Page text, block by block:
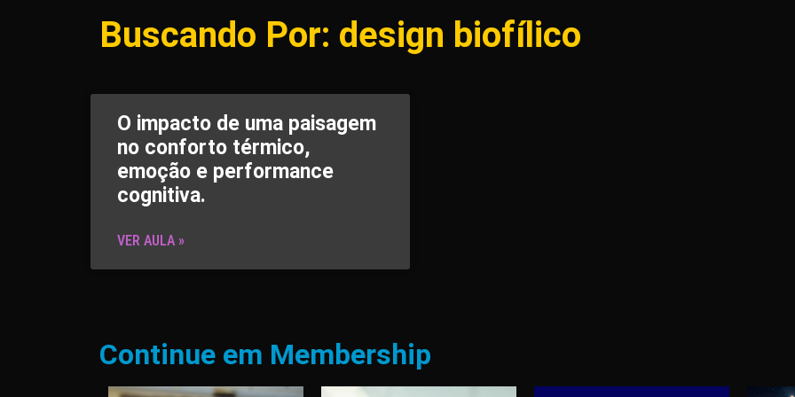
Buscando Por: design biofílico
O impacto de uma paisagem
no conforto térmico,
emoção e performance
cognitiva.
VER AULA »
Continue em Membership